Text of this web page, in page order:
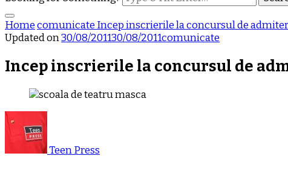
Homecomunicate Incep inscrierile la concursul de
Updated on30/08/201130/08/2011comunicate
Incep inscrierile la concursul de
Teen Press